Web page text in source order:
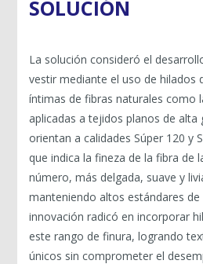
SOLUCIÓN
La solución consideró el
vestir mediante el uso de hilados
íntimas de fibras naturales como
aplicadas a tejidos planos de alta
orientan a calidades Súper 120 y
que indica la fineza de la fibra de
número, más delgada, suave y
manteniendo altos estándares
innovación radicó en incorporar
este rango de finura, logrando
únicos sin comprometer el